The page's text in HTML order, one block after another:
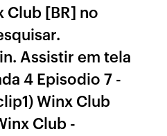
Club [BR] no
Assistir em tela
4 Episodio 7 -
Winx Club
Club -